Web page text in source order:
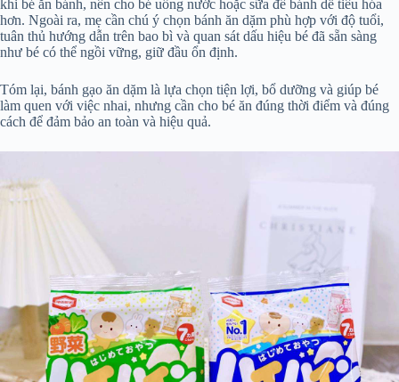
khi bé ăn bánh, nên cho bé uống nước hoặc sữa để bánh dễ tiêu hóa
hơn. Ngoài ra, mẹ cần chú ý chọn bánh ăn dặm phù hợp với độ tuổi,
tuân thủ hướng dẫn trên bao bì và quan sát dấu hiệu bé đã sẵn sàng
như bé có thể ngồi vững, giữ đầu ổn định.
Tóm lại, bánh gạo ăn dặm là lựa chọn tiện lợi, bổ dưỡng và giúp bé
làm quen với việc nhai, nhưng cần cho bé ăn đúng thời điểm và đúng
cách để đảm bảo an toàn và hiệu quả.